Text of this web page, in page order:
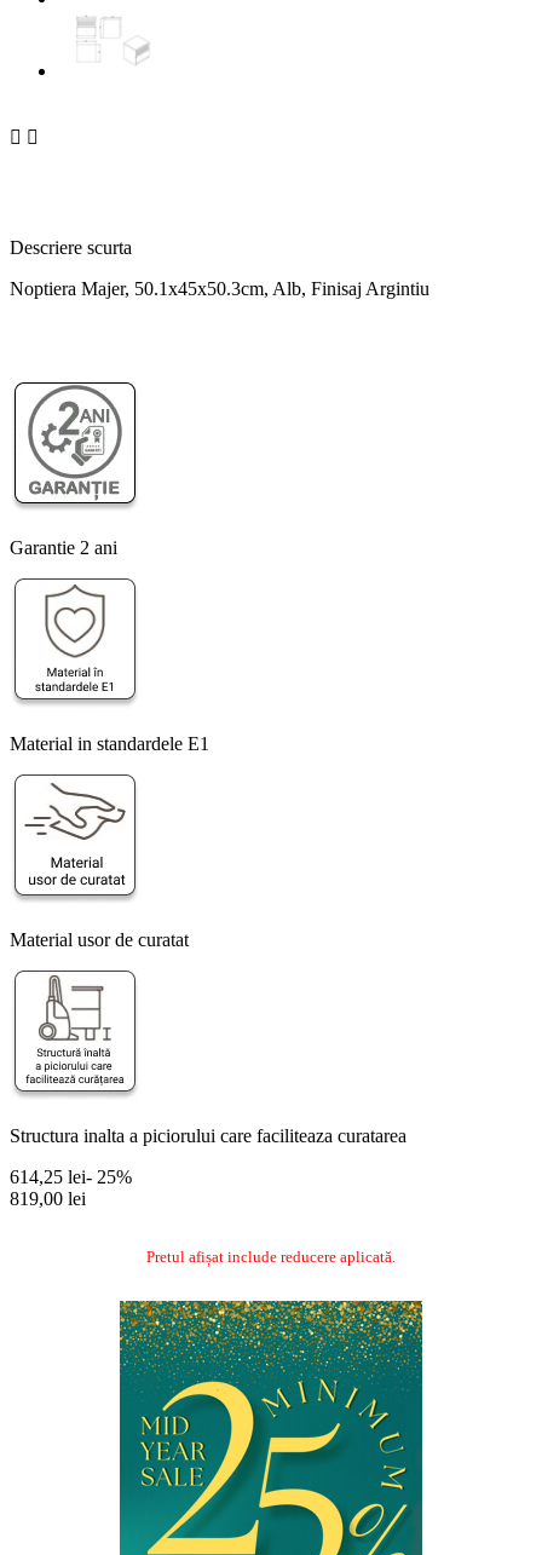
 
Descriere scurta
Noptiera Majer, 50.1x45x50.3cm, Alb, Finisaj Argintiu
Garantie 2 ani
Material in standardele E1
Material usor de curatat
Structura inalta a piciorului care faciliteaza curatarea
614,25 lei- 25%
819,00 lei
Pretul afișat include reducere aplicată.